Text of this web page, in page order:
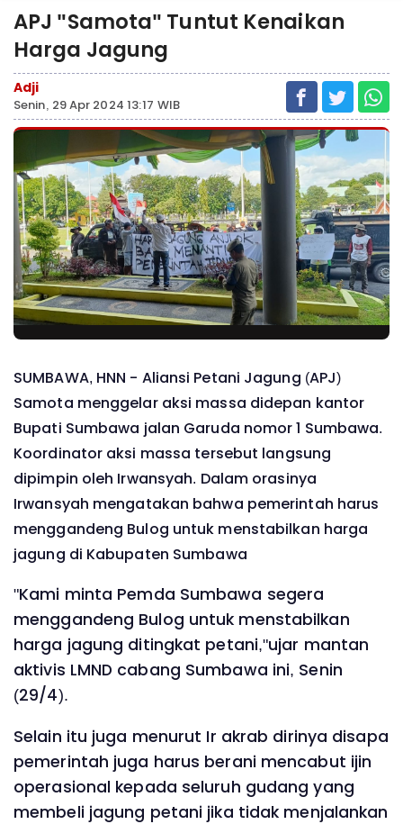
APJ "Samota" Tuntut Kenaikan
Harga Jagung
Adji
Senin, 29 Apr 2024 13:17 WIB
SUMBAWA, HNN - Aliansi Petani Jagung (APJ)
Samota menggelar aksi massa didepan kantor
Bupati Sumbawa jalan Garuda nomor 1 Sumbawa.
Koordinator aksi massa tersebut langsung
dipimpin oleh Irwansyah. Dalam orasinya
Irwansyah mengatakan bahwa pemerintah harus
menggandeng Bulog untuk menstabilkan harga
jagung di Kabupaten Sumbawa
"Kami minta Pemda Sumbawa segera
menggandeng Bulog untuk menstabilkan
harga jagung ditingkat petani,"ujar mantan
aktivis LMND cabang Sumbawa ini, Senin
(29/4).
Selain itu juga menurut Ir akrab dirinya disapa
pemerintah juga harus berani mencabut ijin
operasional kepada seluruh gudang yang
membeli jagung petani jika tidak menjalankan